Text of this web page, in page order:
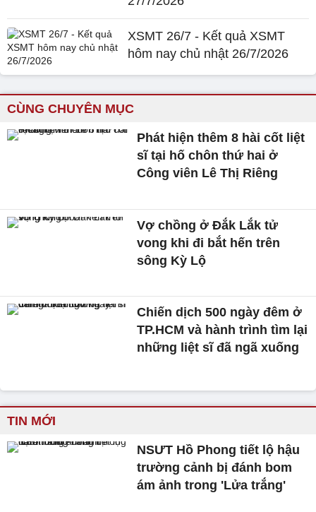
XSMT 26/7 - Kết quả XSMT
hôm nay chủ nhật 26/7/2026
CÙNG CHUYÊN MỤC
Phát hiện thêm 8 hài cốt liệt
sĩ tại hố chôn thứ hai ở
Công viên Lê Thị Riêng
Vợ chồng ở Đắk Lắk tử
vong khi đi bắt hến trên
sông Kỳ Lộ
Chiến dịch 500 ngày đêm ở
TP.HCM và hành trình tìm lại
những liệt sĩ đã ngã xuống
TIN MỚI
NSƯT Hồ Phong tiết lộ hậu
trường cảnh bị đánh bom
ám ảnh trong 'Lửa trắng'